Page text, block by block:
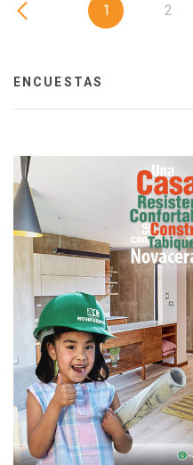
1 2
ENCUESTAS